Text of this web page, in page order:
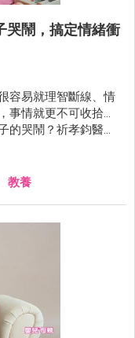
哭鬧，搞定情緒衝
容易就理智斷線、情
事情就更不可收拾...
的哭鬧？祈孝鈞醫師
教養